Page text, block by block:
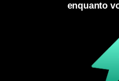
enquanto